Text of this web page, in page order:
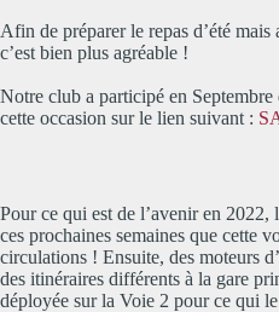
Afin de préparer le repas d’été
c’est bien plus agréable !
Notre club a participé en
cette occasion sur le lien suivant :
Pour ce qui est de l’avenir en
ces prochaines semaines que cette
circulations ! Ensuite, des moteurs
des itinéraires différents à la gare
déployée sur la Voie 2 pour ce qui